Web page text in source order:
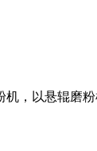
，以悬辊磨